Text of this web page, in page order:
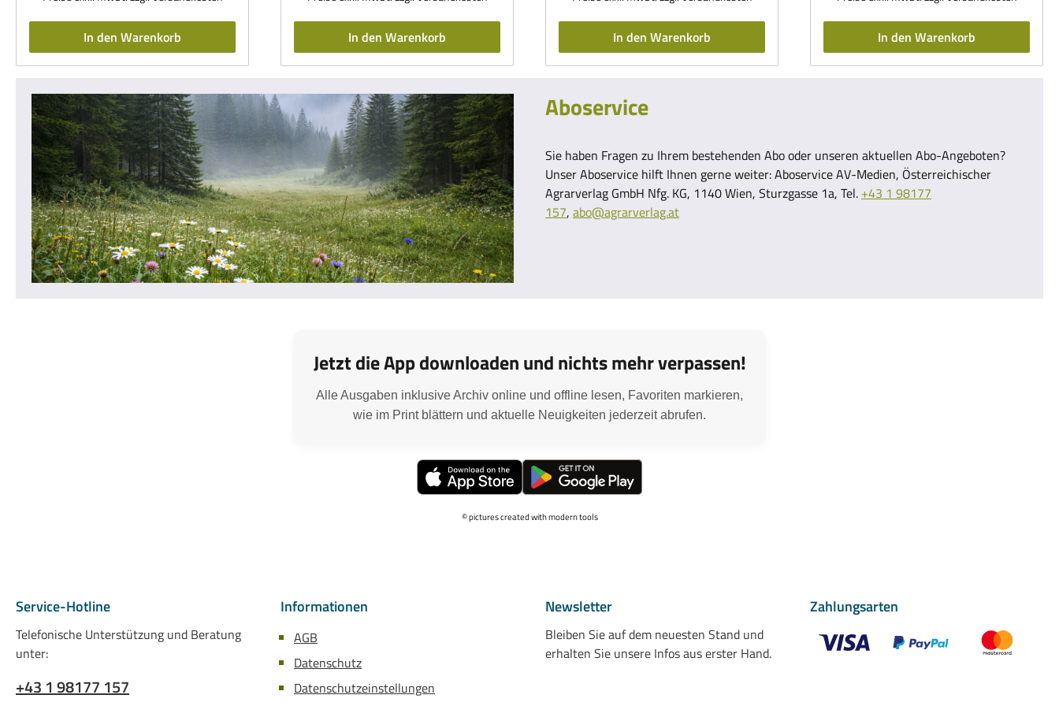
In den Warenkorb In den Warenkorb In den Warenkorb In den Warenkorb
Aboservice
Sie haben Fragen zu Ihrem bestehenden Abo oder unseren aktuellen Abo-Angeboten?
Unser Aboservice hilft Ihnen gerne weiter: Aboservice AV-Medien, Österreichischer
Agrarverlag GmbH Nfg. KG, 1140 Wien, Sturzgasse 1a, Tel. +43 1 98177
157, abo@agrarverlag.at
Jetzt die App downloaden und nichts mehr verpassen!
Alle Ausgaben inklusive Archiv online und offline lesen, Favoriten markieren,
wie im Print blättern und aktuelle Neuigkeiten jederzeit abrufen.
© pictures created with modern tools
Service-Hotline
Telefonische Unterstützung und Beratung
unter:
+43 1 98177 157
Informationen
AGB
Datenschutz
Datenschutzeinstellungen
Newsletter
Bleiben Sie auf dem neuesten Stand und
erhalten Sie unsere Infos aus erster Hand.
Zahlungsarten